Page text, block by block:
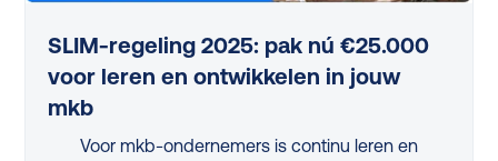
SLIM-regeling 2025: pak nú €25.000
voor leren en ontwikkelen in jouw
mkb
Voor mkb-ondernemers is continu leren en